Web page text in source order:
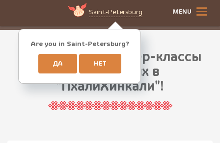
Saint-Petersburg
Are you in Saint-Petersburg?
ДА НЕТ
MENU
Кулинарные мастер-классы
для взрослых в
"ПхалиХинкали"!